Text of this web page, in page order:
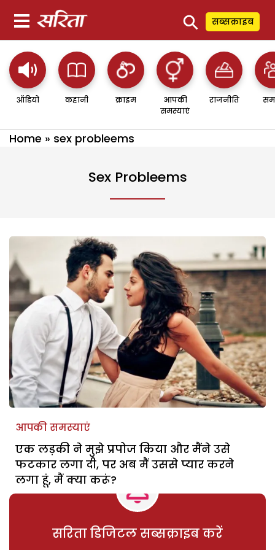
⚲ सब्सक्राइब
ऑडियो कहानी क्राइम
आपकी
समस्याएं
राजनीति
Home » sex probleems
Sex Probleems
आपकी समस्याएं
एक लड़की ने मुझे प्रपोज किया और मैंने उसे
फटकार लगा दी, पर अब मैं उससे प्यार करने
लगा हूं, मैं क्या करूं?
सरिता डिजिटल सब्सक्राइब करें